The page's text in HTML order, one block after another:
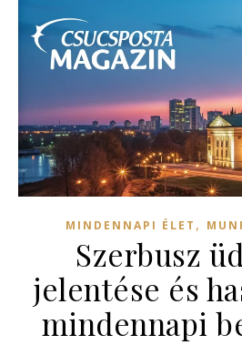
MINDENNAPI ÉLET ,
Szerbusz
jelentése és
mindennapi